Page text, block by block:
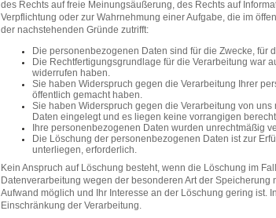
des Rechts auf freie Meinungsäußerung, des Rechts auf
Verpflichtung oder zur Wahrnehmung einer Aufgabe, die im
der nachstehenden Gründe zutrifft:
Die personenbezogenen Daten sind für die Zwecke, für
Die Rechtfertigungsgrundlage für die Verarbeitung war
widerrufen haben.
Sie haben Widerspruch gegen die Verarbeitung Ihrer
öffentlich gemacht haben.
Sie haben Widerspruch gegen die Verarbeitung von
Daten eingelegt und es liegen keine vorrangigen
Ihre personenbezogenen Daten wurden unrechtmäßig
Die Löschung der personenbezogenen Daten ist zur
unterliegen, erforderlich.
Kein Anspruch auf Löschung besteht, wenn die Löschung im
Datenverarbeitung wegen der besonderen Art der
Aufwand möglich und Ihr Interesse an der Löschung gering ist.
Einschränkung der Verarbeitung.